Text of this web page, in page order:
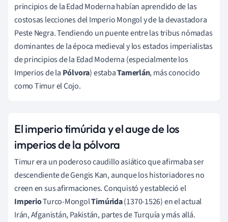
principios de la Edad Moderna habían aprendido de las
costosas lecciones del Imperio Mongol y de la devastadora
Peste Negra. Tendiendo un puente entre las tribus nómadas
dominantes de la época medieval y los estados imperialistas
de principios de la Edad Moderna (especialmente los
Imperios de la Pólvora) estabaTamerlán, más conocido
como Timur el Cojo.
El imperio timúrida y el auge de los
imperios de la pólvora
Timur era un poderoso caudillo asiático que afirmaba ser
descendiente de Gengis Kan, aunque los historiadores no
creen en sus afirmaciones. Conquistó y estableció el
ImperioTurco-MongolTimúrida(1370-1526) en el actual
Irán, Afganistán, Pakistán, partes de Turquía y más allá.